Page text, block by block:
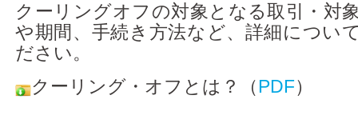
クーリングオフの対象となる取引・対
や期間、手続き方法など、詳細につい
ださい。
クーリング・オフとは？（PDF）